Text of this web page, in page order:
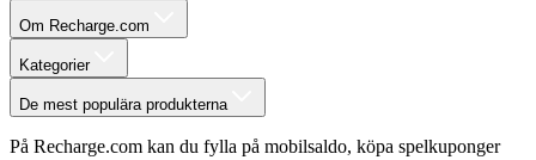
Om Recharge.com
Kategorier
De mest populära produkterna
På Recharge.com kan du fylla på mobilsaldo, köpa spelkuponger